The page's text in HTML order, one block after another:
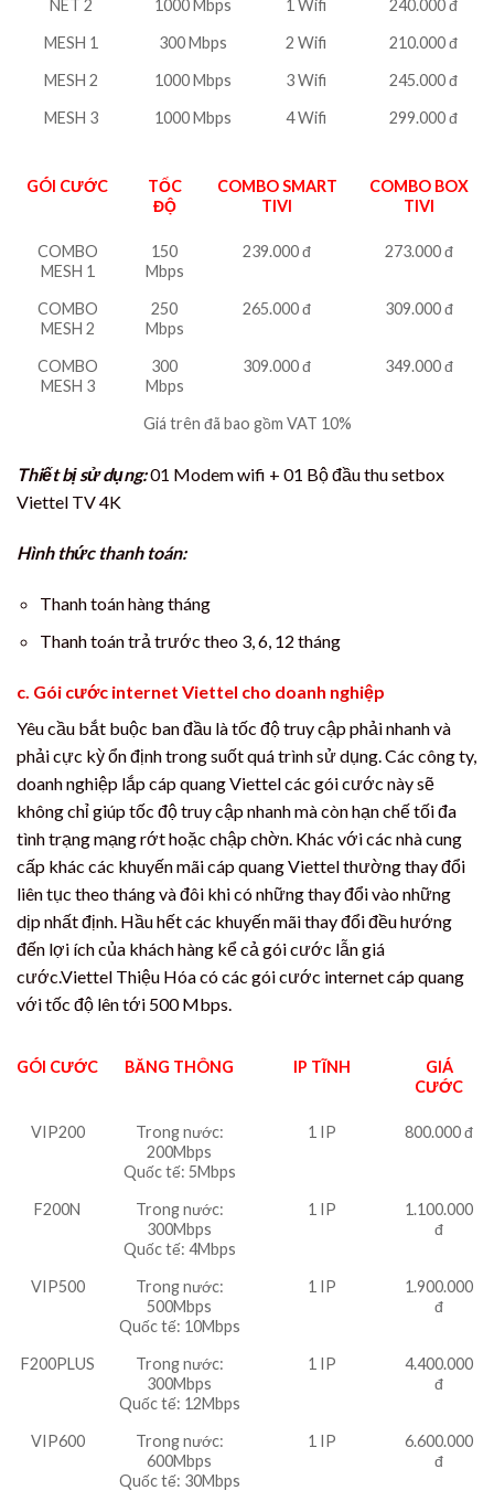
NET 2 1000 Mbps 1 Wifi
240.000 đ
MESH 1
300 Mbps 2 Wifi
210.000 đ
MESH 2
1000 Mbps 3 Wifi
245.000 đ
MESH 3
1000 Mbps 4 Wifi 299.000 đ
GÓI CƯỚC
TỐC
ĐỘ
COMBO SMART
TIVI
COMBO BOX
TIVI
COMBO
MESH 1
150
Mbps
239.000 đ 273.000 đ
COMBO
MESH 2
250
Mbps
265.000 đ 309.000 đ
COMBO
MESH 3
300
Mbps
309.000 đ 349.000 đ
Giá trên đã bao gồm VAT 10%
Thiết bị sử dụng:01 Modem wifi + 01 Bộ đầu thu setbox
Viettel TV 4K
Hình thức thanh toán:
Thanh toán hàng tháng
Thanh toán trả trước theo 3, 6, 12 tháng
c. Gói cước internet Viettel cho doanh nghiệp
Yêu cầu bắt buộc ban đầu là tốc độ truy cập phải nhanh và
phải cực kỳ ổn định trong suốt quá trình sử dụng. Các công ty,
doanh nghiệp lắp cáp quang Viettel các gói cước này sẽ
không chỉ giúp tốc độ truy cập nhanh mà còn hạn chế tối đa
tình trạng mạng rớt hoặc chập chờn. Khác với các nhà cung
cấp khác các khuyến mãi cáp quang Viettel thường thay đổi
liên tục theo tháng và đôi khi có những thay đổi vào những
dịp nhất định. Hầu hết các khuyến mãi thay đổi đều hướng
đến lợi ích của khách hàng kể cả gói cước lẫn giá
cước.Viettel Thiệu Hóa có các gói cước internet cáp quang
với tốc độ lên tới 500 Mbps.
GÓI CƯỚC BĂNG THÔNG IP TĨNH
GIÁ
CƯỚC
VIP200
Trong nước:
200Mbps
Quốc tế: 5Mbps
1 IP 800.000 đ
F200N
Trong nước:
300Mbps
Quốc tế: 4Mbps
1 IP
1.100.000
đ
VIP500
Trong nước:
500Mbps
Quốc tế: 10Mbps
1 IP
1.900.000
đ
F200PLUS
Trong nước:
300Mbps
Quốc tế: 12Mbps
1 IP
4.400.000
đ
VIP600
Trong nước:
600Mbps
Quốc tế: 30Mbps
1 IP
6.600.000
đ